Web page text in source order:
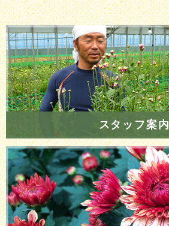
スタッフ案内